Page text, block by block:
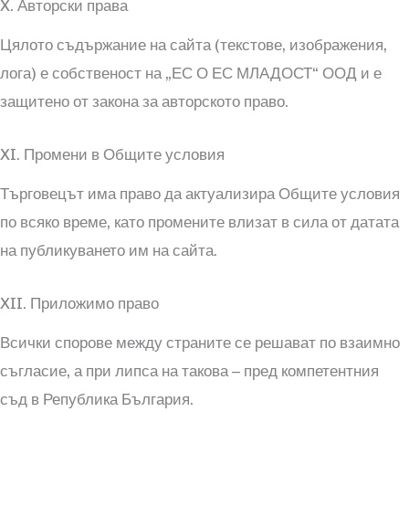
X. Авторски права
Цялото съдържание на сайта (текстове, изображения,
лога) е собственост на „ЕС О ЕС МЛАДОСТ“ ООД и е
защитено от закона за авторското право.
XI. Промени в Общите условия
Търговецът има право да актуализира Общите условия
по всяко време, като промените влизат в сила от датата
на публикуването им на сайта.
XII. Приложимо право
Всички спорове между страните се решават по взаимно
съгласие, а при липса на такова – пред компетентния
съд в Република България.